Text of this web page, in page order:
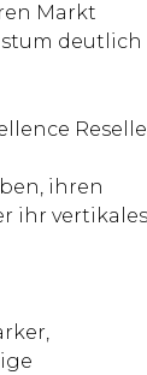
Markt
deutlich
ihren
ihr vertikales